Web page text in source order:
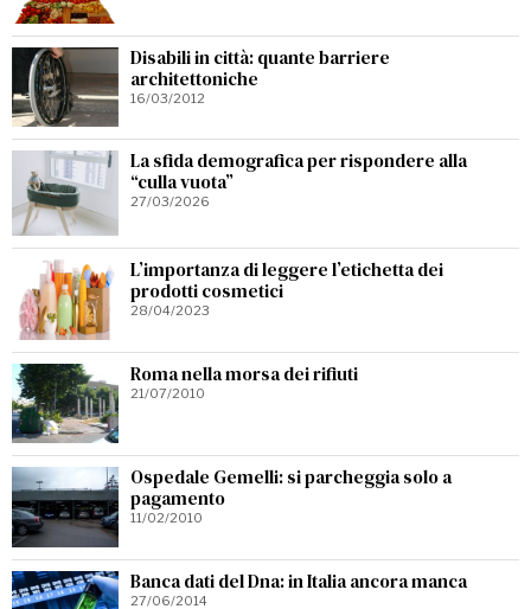
Disabili in città: quante barriere
architettoniche
16/03/2012
La sfida demografica per rispondere alla
“culla vuota”
27/03/2026
L’importanza di leggere l’etichetta dei
prodotti cosmetici
28/04/2023
Roma nella morsa dei rifiuti
21/07/2010
Ospedale Gemelli: si parcheggia solo a
pagamento
11/02/2010
Banca dati del Dna: in Italia ancora manca
27/06/2014